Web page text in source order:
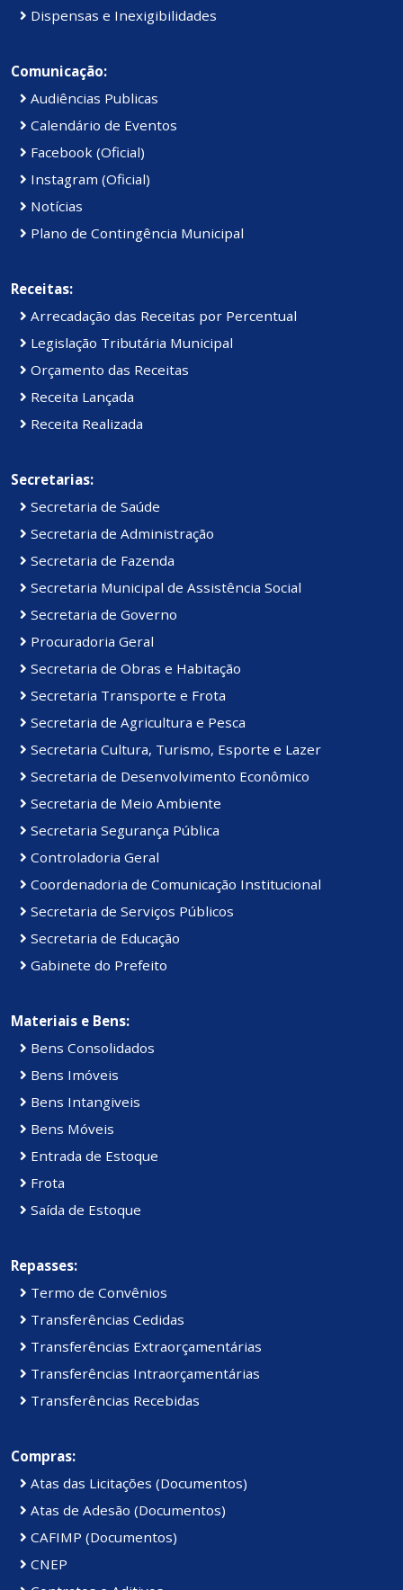
Dispensas e Inexigibilidades
Comunicação:
Audiências Publicas
Calendário de Eventos
Facebook (Oficial)
Instagram (Oficial)
Notícias
Plano de Contingência Municipal
Receitas:
Arrecadação das Receitas por Percentual
Legislação Tributária Municipal
Orçamento das Receitas
Receita Lançada
Receita Realizada
Secretarias:
Secretaria de Saúde
Secretaria de Administração
Secretaria de Fazenda
Secretaria Municipal de Assistência Social
Secretaria de Governo
Procuradoria Geral
Secretaria de Obras e Habitação
Secretaria Transporte e Frota
Secretaria de Agricultura e Pesca
Secretaria Cultura, Turismo, Esporte e Lazer
Secretaria de Desenvolvimento Econômico
Secretaria de Meio Ambiente
Secretaria Segurança Pública
Controladoria Geral
Coordenadoria de Comunicação Institucional
Secretaria de Serviços Públicos
Secretaria de Educação
Gabinete do Prefeito
Materiais e Bens:
Bens Consolidados
Bens Imóveis
Bens Intangiveis
Bens Móveis
Entrada de Estoque
Frota
Saída de Estoque
Repasses:
Termo de Convênios
Transferências Cedidas
Transferências Extraorçamentárias
Transferências Intraorçamentárias
Transferências Recebidas
Compras:
Atas das Licitações (Documentos)
Atas de Adesão (Documentos)
CAFIMP (Documentos)
CNEP